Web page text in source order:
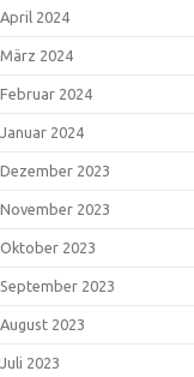
April 2024
März 2024
Februar 2024
Januar 2024
Dezember 2023
November 2023
Oktober 2023
September 2023
August 2023
Juli 2023